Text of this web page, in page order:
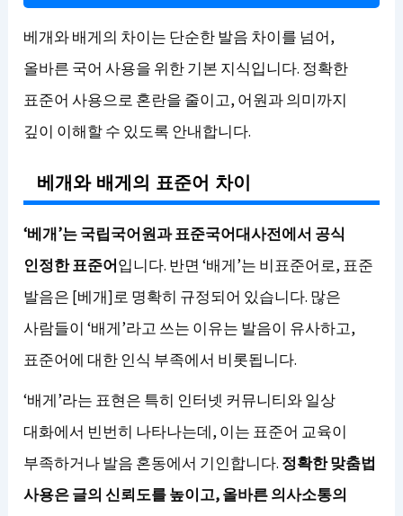
베개와 배게의 차이는 단순한 발음 차이를 넘어,
올바른 국어 사용을 위한 기본 지식입니다. 정확한
표준어 사용으로 혼란을 줄이고, 어원과 의미까지
깊이 이해할 수 있도록 안내합니다.
베개와 배게의 표준어 차이
‘베개’는 국립국어원과 표준국어대사전에서 공식
인정한 표준어입니다. 반면 ‘배게’는 비표준어로, 표준
발음은 [베개]로 명확히 규정되어 있습니다. 많은
사람들이 ‘배게’라고 쓰는 이유는 발음이 유사하고,
표준어에 대한 인식 부족에서 비롯됩니다.
‘배게’라는 표현은 특히 인터넷 커뮤니티와 일상
대화에서 빈번히 나타나는데, 이는 표준어 교육이
부족하거나 발음 혼동에서 기인합니다. 정확한 맞춤법
사용은 글의 신뢰도를 높이고, 올바른 의사소통의